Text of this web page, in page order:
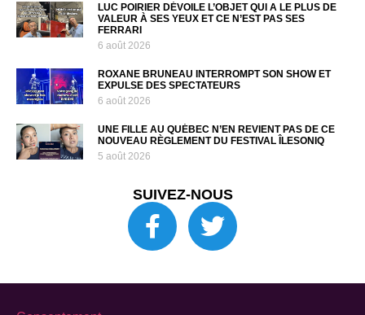
LUC POIRIER DÉVOILE L’OBJET QUI A LE PLUS DE
VALEUR À SES YEUX ET CE N’EST PAS SES
FERRARI
6 août 2026
ROXANE BRUNEAU INTERROMPT SON SHOW ET
EXPULSE DES SPECTATEURS
6 août 2026
UNE FILLE AU QUÉBEC N’EN REVIENT PAS DE CE
NOUVEAU RÈGLEMENT DU FESTIVAL ÎLESONIQ
5 août 2026
SUIVEZ-NOUS